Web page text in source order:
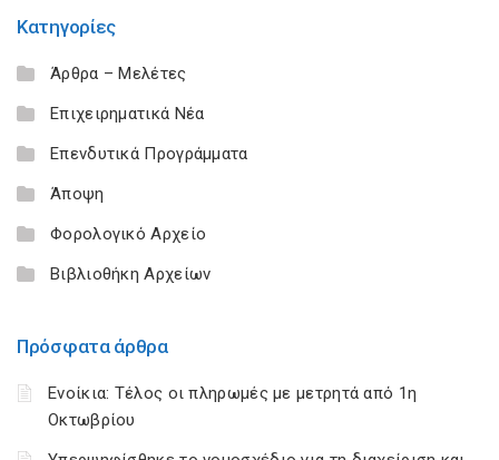
Κατηγορίες
Άρθρα – Μελέτες
Επιχειρηματικά Νέα
Επενδυτικά Προγράμματα
Άποψη
Φορολογικό Αρχείο
Βιβλιοθήκη Αρχείων
Πρόσφατα άρθρα
Ενοίκια: Τέλος οι πληρωμές με μετρητά από 1η
Οκτωβρίου